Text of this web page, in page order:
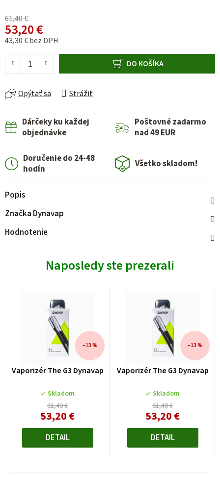
61,40 €
53,20 €
43,30 € bez DPH
DO KOŠÍKA
Opýtať sa Strážiť
Dárčeky ku každej
objednávke
Poštovné zadarmo
nad 49 EUR
Doručenie do 24-48
hodín
Všetko skladom!
Popis
Značka Dynavap
Hodnotenie
Naposledy ste prezerali
Vaporizér The G3 Dynavap
Skladom
61,40 €
–13 %
53,20 €
DETAIL
Vaporizér The G3 Dynavap
Skladom
61,40 €
–13 %
53,20 €
DETAIL